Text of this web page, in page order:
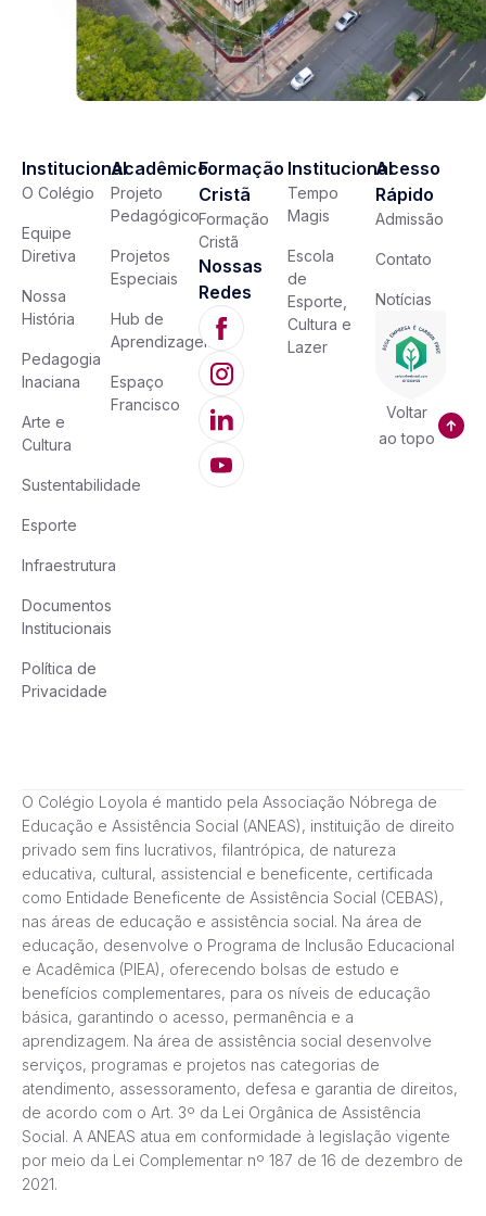
Institucional
O Colégio
Equipe
Diretiva
Nossa
História
Pedagogia
Inaciana
Arte e
Cultura
Sustentabilidade
Esporte
Infraestrutura
Documentos
Institucionais
Política de
Privacidade
Acadêmico
Projeto
Pedagógico
Projetos
Especiais
Hub de
Aprendizagem
Espaço
Francisco
Formação
Cristã
Formação
Cristã
Nossas
Redes
Institucional
Tempo
Magis
Escola
de
Esporte,
Cultura e
Lazer
Acesso
Rápido
Admissão
Contato
Notícias
Voltar
ao topo
O Colégio Loyola é mantido pela Associação Nóbrega de
Educação e Assistência Social (ANEAS), instituição de direito
privado sem fins lucrativos, filantrópica, de natureza
educativa, cultural, assistencial e beneficente, certificada
como Entidade Beneficente de Assistência Social (CEBAS),
nas áreas de educação e assistência social. Na área de
educação, desenvolve o Programa de Inclusão Educacional
e Acadêmica (PIEA), oferecendo bolsas de estudo e
benefícios complementares, para os níveis de educação
básica, garantindo o acesso, permanência e a
aprendizagem. Na área de assistência social desenvolve
serviços, programas e projetos nas categorias de
atendimento, assessoramento, defesa e garantia de direitos,
de acordo com o Art. 3º da Lei Orgânica de Assistência
Social. A ANEAS atua em conformidade à legislação vigente
por meio da Lei Complementar nº 187 de 16 de dezembro de
2021.